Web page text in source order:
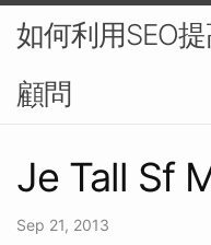
如何利用SEO
顧問
Je Tall Sf
Sep 21, 2013